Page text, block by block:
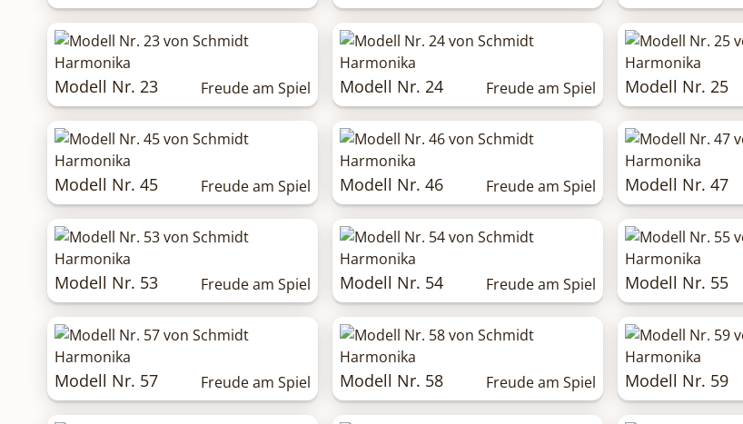
Modell Nr. 23 Freude am Spiel Modell Nr. 24 Freude am Spiel Modell Nr. 25
Modell Nr. 45 Freude am Spiel Modell Nr. 46 Freude am Spiel Modell Nr. 47
Modell Nr. 53 Freude am Spiel Modell Nr. 54 Freude am Spiel Modell Nr. 55
Modell Nr. 57 Freude am Spiel Modell Nr. 58 Freude am Spiel Modell Nr. 59